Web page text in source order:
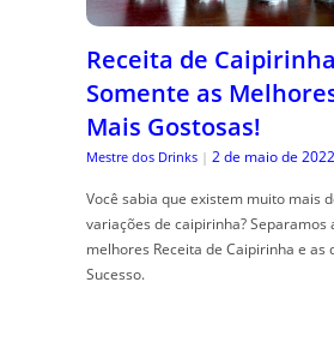
Receita de
Somente as
Mais Gostosas!
Mestre dos Drinks | 2 de maio de 2022
Você sabia que existem muito mais
variações de caipirinha? Separamos
melhores Receita de Caipirinha e as
Sucesso.